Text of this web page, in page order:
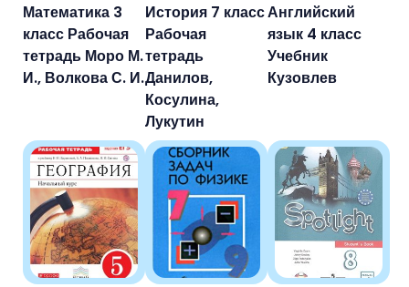
Математика 3
класс Рабочая
тетрадь Моро М.
И., Волкова С. И.
История 7 класс
Рабочая
тетрадь
Данилов,
Косулина,
Лукутин
Английский
язык 4 класс
Учебник
Кузовлев